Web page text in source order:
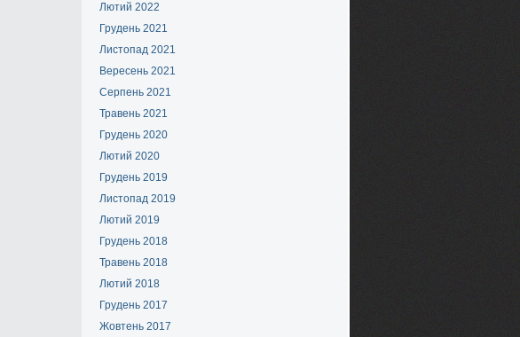
Лютий 2022
Грудень 2021
Листопад 2021
Вересень 2021
Серпень 2021
Травень 2021
Грудень 2020
Лютий 2020
Грудень 2019
Листопад 2019
Лютий 2019
Грудень 2018
Травень 2018
Лютий 2018
Грудень 2017
Жовтень 2017